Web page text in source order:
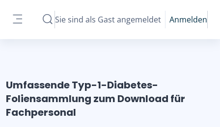
Website-Übersicht
Sucheingabe umschalten
Sie sind als Gast angemeldet Anmelden
Umfassende Typ-1-Diabetes-
Foliensammlung zum Download für
Fachpersonal